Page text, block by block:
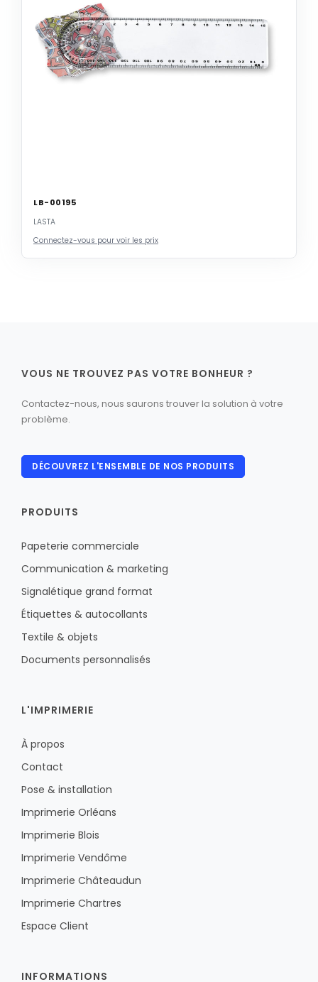
LB-00195
LASTA
Connectez-vous pour voir les prix
VOUS NE TROUVEZ PAS VOTRE BONHEUR ?
Contactez-nous, nous saurons trouver la solution à votre
problème.
DÉCOUVREZ L'ENSEMBLE DE NOS PRODUITS
PRODUITS
Papeterie commerciale
Communication & marketing
Signalétique grand format
Étiquettes & autocollants
Textile & objets
Documents personnalisés
L'IMPRIMERIE
À propos
Contact
Pose & installation
Imprimerie Orléans
Imprimerie Blois
Imprimerie Vendôme
Imprimerie Châteaudun
Imprimerie Chartres
Espace Client
INFORMATIONS